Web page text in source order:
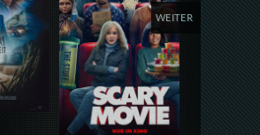
WEITER